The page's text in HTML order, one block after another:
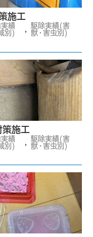
施工
績
別)
駆除実績(害
獣・害虫別)
施工
績
別)
駆除実績(害
獣・害虫別)